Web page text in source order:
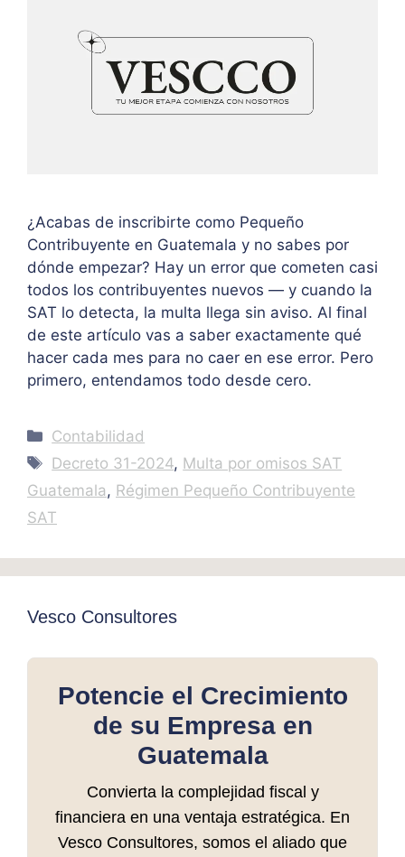
¿Acabas de inscribirte como Pequeño
Contribuyente en Guatemala y no sabes por
dónde empezar? Hay un error que cometen casi
todos los contribuyentes nuevos — y cuando la
SAT lo detecta, la multa llega sin aviso. Al final
de este artículo vas a saber exactamente qué
hacer cada mes para no caer en ese error. Pero
primero, entendamos todo desde cero.
Categories
Contabilidad
Tags
Decreto 31-2024, Multa por omisos SAT
Guatemala, Régimen Pequeño Contribuyente
SAT
Vesco Consultores
Potencie el Crecimiento
de su Empresa en
Guatemala
Convierta la complejidad fiscal y
financiera en una ventaja estratégica. En
Vesco Consultores, somos el aliado que